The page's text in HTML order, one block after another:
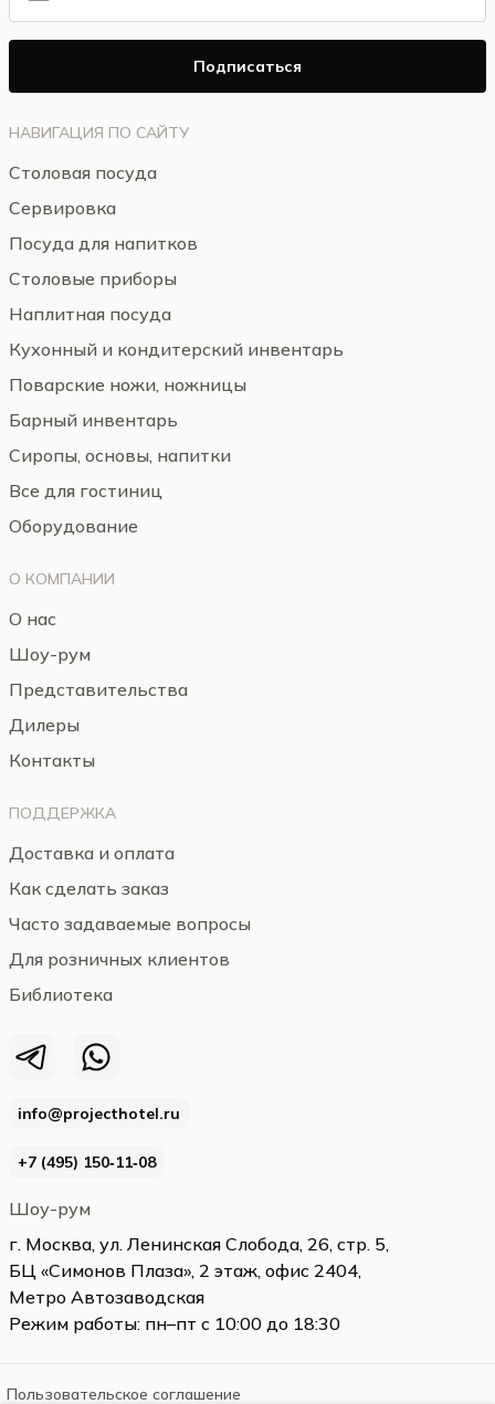
info@projecthotel.ru
+7 (495) 150‑11‑08
Шоу-рум
г. Москва, ул. Ленинская Слобода, 26, стр. 5,
БЦ «Симонов Плаза», 2 этаж, офис 2404,
Метро Автозаводская
Режим работы: пн–пт с 10:00 до 18:30
НАВИГАЦИЯ ПО САЙТУ
Столовая посуда
Сервировка
Посуда для напитков
Столовые приборы
Наплитная посуда
Кухонный и кондитерский инвентарь
Поварские ножи, ножницы
Барный инвентарь
Сиропы, основы, напитки
Все для гостиниц
Оборудование
О КОМПАНИИ
О нас
Шоу-рум
Представительства
Дилеры
Контакты
ПОДДЕРЖКА
Доставка и оплата
Как сделать заказ
Часто задаваемые вопросы
Для розничных клиентов
Библиотека
Подписаться
Пользовательское соглашение